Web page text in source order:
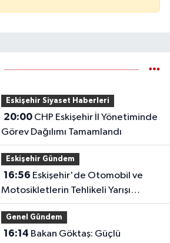
Eskişehir Siyaset Haberleri
20:00CHP Eskişehir İl Yönetiminde
Görev Dağılımı Tamamlandı
Eskişehir Gündem
16:56
Motosikletlerin Tehlikeli Yarışı
Kamerada
Genel Gündem
16:14